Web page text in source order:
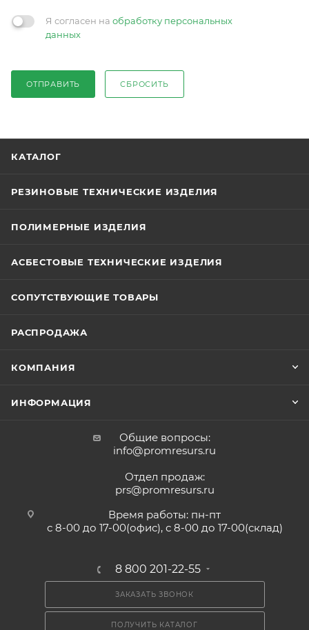
Я согласен на обработку персональных
данных
ОТПРАВИТЬ СБРОСИТЬ
КАТАЛОГ
РЕЗИНОВЫЕ ТЕХНИЧЕСКИЕ ИЗДЕЛИЯ
ПОЛИМЕРНЫЕ ИЗДЕЛИЯ
АСБЕСТОВЫЕ ТЕХНИЧЕСКИЕ ИЗДЕЛИЯ
СОПУТСТВУЮЩИЕ ТОВАРЫ
РАСПРОДАЖА
КОМПАНИЯ
ИНФОРМАЦИЯ
Общие вопросы:
info@promresurs.ru
Отдел продаж:
prs@promresurs.ru
Время работы: пн-пт
с 8-00 до 17-00(офис), с 8-00 до 17-00(склад)
8 800 201-22-55
ЗАКАЗАТЬ ЗВОНОК
ПОЛУЧИТЬ КАТАЛОГ